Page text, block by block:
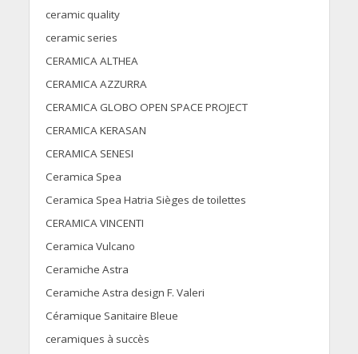
ceramic quality
ceramic series
CERAMICA ALTHEA
CERAMICA AZZURRA
CERAMICA GLOBO OPEN SPACE PROJECT
CERAMICA KERASAN
CERAMICA SENESI
Ceramica Spea
Ceramica Spea Hatria Sièges de toilettes
CERAMICA VINCENTI
Ceramica Vulcano
Ceramiche Astra
Ceramiche Astra design F. Valeri
Céramique Sanitaire Bleue
ceramiques à succès